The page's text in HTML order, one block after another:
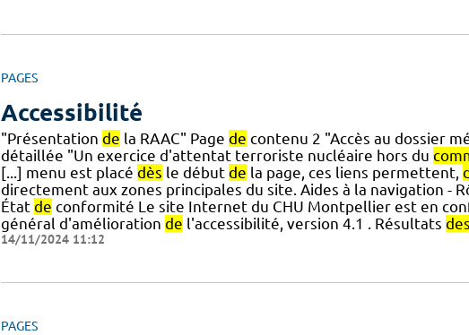
PAGES
Accessibilité
"Présentation de la RAAC" Page de contenu 2 "Accès au dossier
détaillée "Un exercice d'attentat terroriste nucléaire hors du
[...] menu est placé dès le début de la page, ces liens permettent,
directement aux zones principales du site. Aides à la navigation -
État de conformité Le site Internet du CHU Montpellier est en
général d'amélioration de l'accessibilité, version 4.1 . Résultats des
14/11/2024 11:12
PAGES